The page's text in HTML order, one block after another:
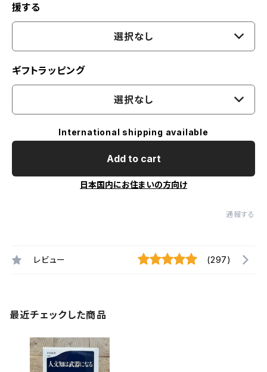
援する
選択なし
ギフトラッピング
選択なし
International shipping available
Add to cart
日本国内にお住まいの方向け
通報する
レビュー (297)
最近チェックした商品